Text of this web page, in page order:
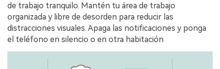
de trabajo tranquilo. Mantén tu área de trabajo
organizada y libre de desorden para reducir las
distracciones visuales. Apaga las notificaciones y ponga
el teléfono en silencio o en otra habitación